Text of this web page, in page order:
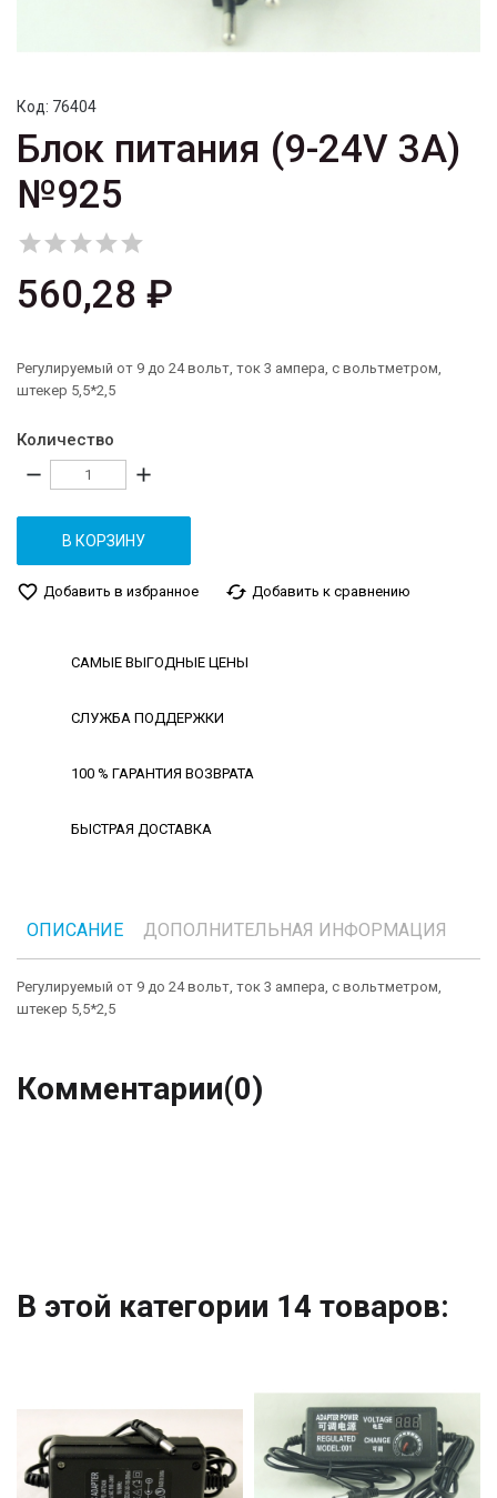
Код: 76404
Блок питания (9-24V 3A)
№925

560,28 ₽
Регулируемый от 9 до 24 вольт, ток 3 ампера, с вольтметром,
штекер 5,5*2,5
Количество
remove add
В КОРЗИНУ
favorite_border Добавить в избранное cached Добавить к сравнению
САМЫЕ ВЫГОДНЫЕ ЦЕНЫ
СЛУЖБА ПОДДЕРЖКИ
100 % ГАРАНТИЯ ВОЗВРАТА
БЫСТРАЯ ДОСТАВКА
ОПИСАНИЕ ДОПОЛНИТЕЛЬНАЯ ИНФОРМАЦИЯ
Регулируемый от 9 до 24 вольт, ток 3 ампера, с вольтметром,
штекер 5,5*2,5
Комментарии(0)
В этой категории 14 товаров: